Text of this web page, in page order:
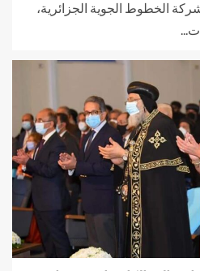
الخطوط الجوية الجزائرية،